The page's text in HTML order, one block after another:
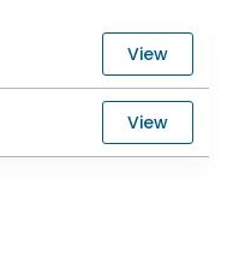
View
View